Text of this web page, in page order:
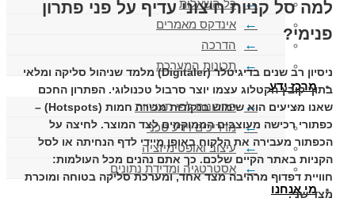
כל השאלות
אינדקס מאמרים
הדרכה
תכונות המערכת
מרכז ידע
פתרונות לפי תעשיות
מדריכים וידע טכני
עיצוב ואופטימיזציה
אסטרטגיה ומדידת נתונים
מי אנחנו
למה סל קניות חיצוני עדיף על פני פתרון
פנימי?
ניסיון רב שנים בדיגיטלר (Digitaler)
מלמד שניהול סליקה ומלאי
בתוך קובץ הקטלוג עצמו יוצר סרבול טכנולוגי. הפתרון החכם
שאנו מציעים הוא שימוש בנקודות מכירה חמות (Hotspots)
–
כפתורי רכישה מעוצבים הממוקמים לצד המוצר. לחיצה על
הכפתור מעבירה את הלקוח באופן מיידי לדף הנחיתה או לסל
הקניות באתר הקיים שלכם. כך אתם נהנים מכל העולמות:
חוויית דפדוף מרהיבה מצד אחד, ומערכת סליקה בטוחה ומוכרת
מצד שני.